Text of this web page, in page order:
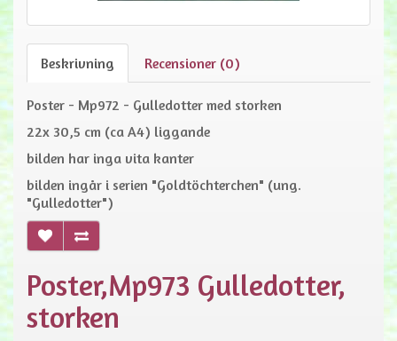
Beskrivning Recensioner (0)
Poster - Mp972 - Gulledotter med storken
22x 30,5 cm (ca A4) liggande
bilden har inga vita kanter
bilden ingår i serien "Goldtöchterchen" (ung.
"Gulledotter")
Poster,Mp973 Gulledotter,
storken